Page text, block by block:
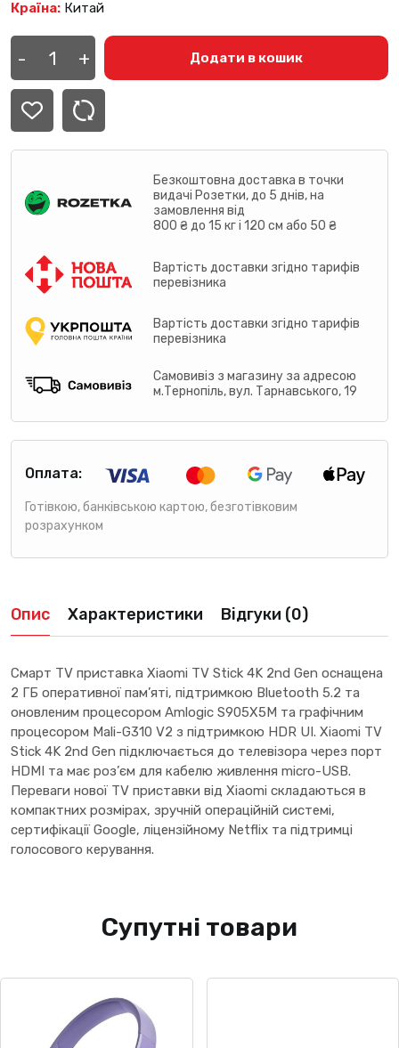
Країна: Китай
-
Приставка
Xiaomi
TV
Stick
4K
(2nd
Gen)
(MDZ-
кількість
+ Додати в кошик
Безкоштовна доставка в точки
видачі Розетки, до 5 днів, на
замовлення від
800 ₴ до 15 кг і 120 см або 50 ₴
Вартість доставки згідно тарифів
перевізника
Вартість доставки згідно тарифів
перевізника
Самовивіз з магазину за адресою
м.Тернопіль, вул. Тарнавського, 19
Оплата:
Готівкою, банківською картою, безготівковим
розрахунком
Опис Характеристики Відгуки (0)
Смарт TV приставка Xiaomi TV Stick 4K 2nd Gen оснащена
2 ГБ оперативної пам’яті, підтримкою Bluetooth 5.2 та
оновленим процесором Amlogic S905X5M та графічним
процесором Mali-G310 V2 з підтримкою HDR UI. Xiaomi TV
Stick 4K 2nd Gen підключається до телевізора через порт
HDMI та має роз’єм для кабелю живлення micro-USB.
Переваги нової TV приставки від Xiaomi складаються в
компактних розмірах, зручній операційній системі,
сертифікації Google, ліцензійному Netflix та підтримці
голосового керування.
Супутні товари